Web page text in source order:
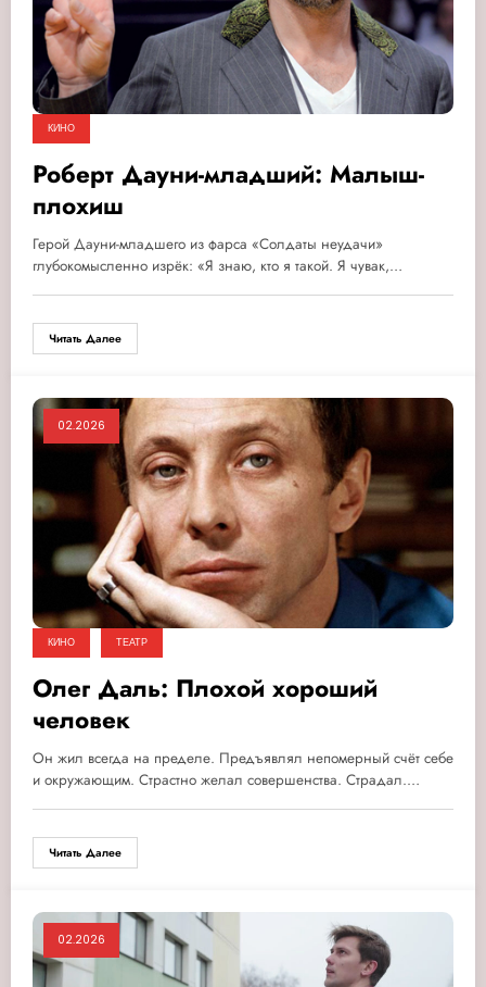
КИНО
Роберт Дауни-младший: Малыш-
плохиш
Герой Дауни-младшего из фарса «Солдаты неудачи»
глубокомысленно изрёк: «Я знаю, кто я такой. Я чувак,…
Читать Далее
02.2026
КИНО ТЕАТР
Олег Даль: Плохой хороший
человек
Он жил всегда на пределе. Предъявлял непомерный счёт себе
и окружающим. Страстно желал совершенства. Страдал.…
Читать Далее
02.2026